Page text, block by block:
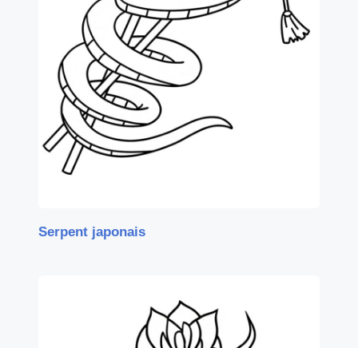
Serpent japonais